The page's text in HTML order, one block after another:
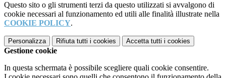
Questo sito o gli strumenti terzi da questo utilizzati si avvalgono di
cookie necessari al funzionamento ed utili alle finalità illustrate nella
COOKIE POLICY.
Personalizza Rifiuta tutti i cookies Accetta tutti i cookies
Gestione cookie
In questa schermata è possibile scegliere quali cookie consentire.